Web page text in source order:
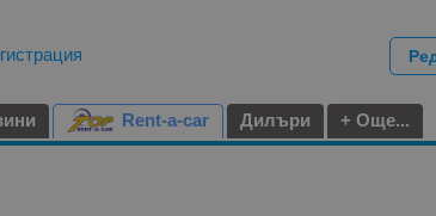
Rent-a-car Дилъри + Още...